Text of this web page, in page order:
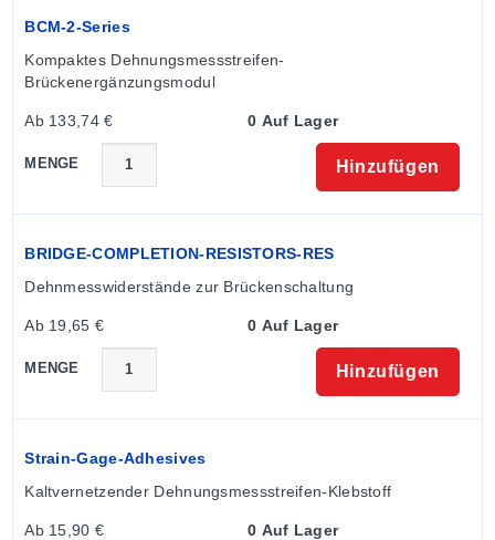
BCM-2-Series
Kompaktes Dehnungsmessstreifen-
Brückenergänzungsmodul
Ab 133,74 € 0 Auf Lager
MENGE Hinzufügen
BRIDGE-COMPLETION-RESISTORS-RES
Dehnmesswiderstände zur Brückenschaltung
Ab 19,65 € 0 Auf Lager
MENGE Hinzufügen
Strain-Gage-Adhesives
Kaltvernetzender Dehnungsmessstreifen-Klebstoff
Ab 15,90 € 0 Auf Lager